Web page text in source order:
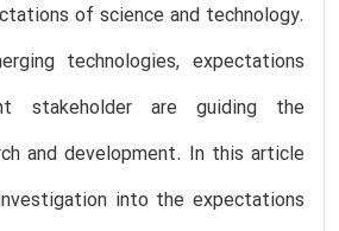
of science and technology.
technologies, expectations
stakeholder are guiding the
and development. In this article
into the expectations